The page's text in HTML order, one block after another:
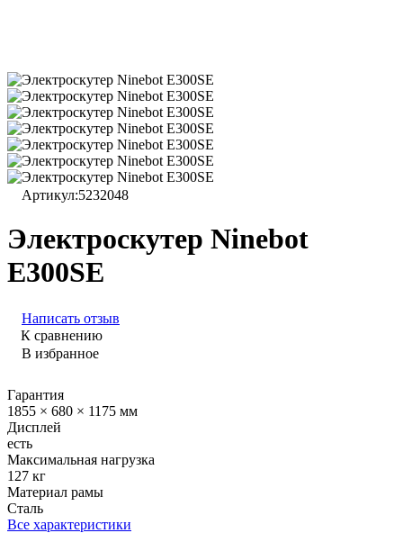
Артикул:5232048
Электроскутер Ninebot
E300SE
Написать отзыв
К сравнению
В избранное
Гарантия
1855 × 680 × 1175 мм
Дисплей
есть
Максимальная нагрузка
127 кг
Материал рамы
Сталь
Все характеристики